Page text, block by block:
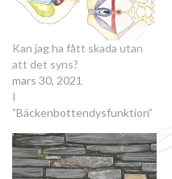
Kan jag ha fått skada utan
att det syns?
mars 30, 2021
I
”Bäckenbottendysfunktion”